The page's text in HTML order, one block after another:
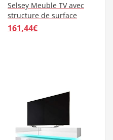
Selsey Meuble TV avec
structure de surface
161,44€